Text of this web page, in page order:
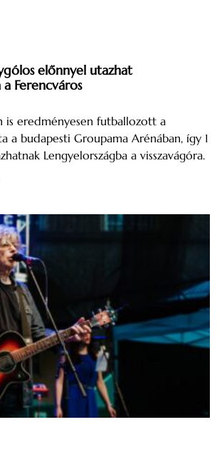
előnnyel utazhat
Ferencváros
is eredményesen futballozott a
a budapesti Groupama Arénában, így 1
Lengyelországba a visszavágóra.